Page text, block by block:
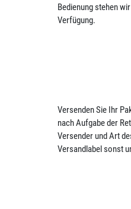
Bedienung stehen
Verfügung.
Versenden Sie Ihr
nach Aufgabe der
Versender und Art
Versandlabel sonst